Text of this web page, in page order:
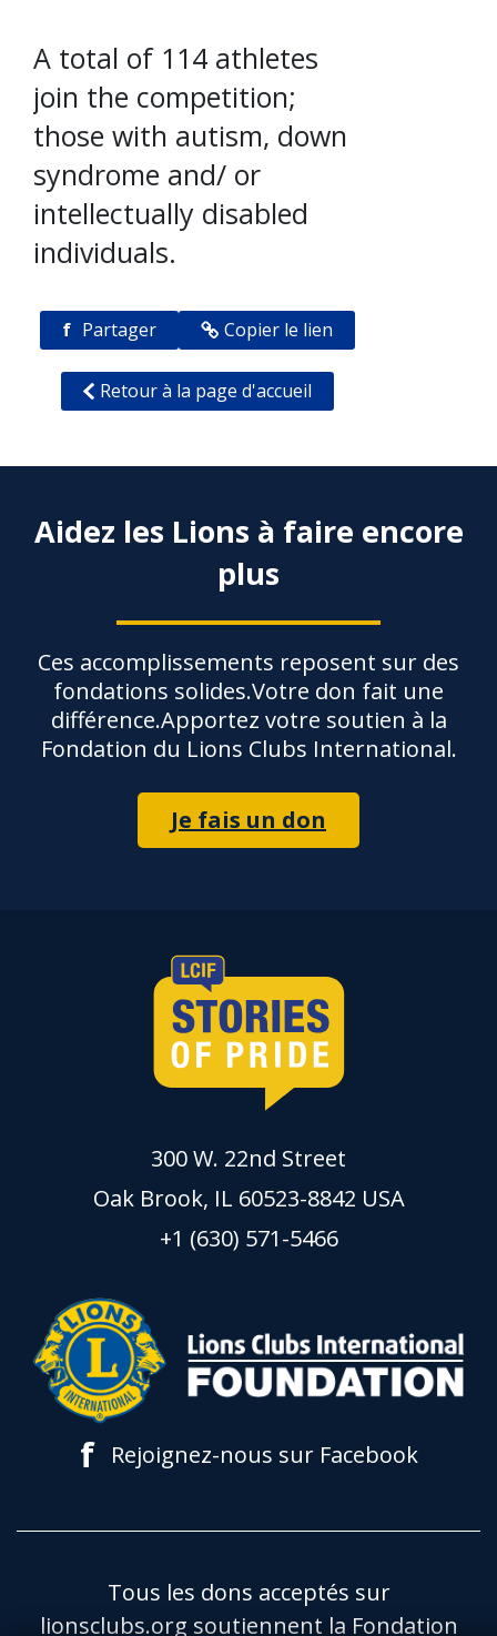
A total of 114 athletes
join the competition;
those with autism, down
syndrome and/ or
intellectually disabled
individuals.
f Partager Copier le lien
Retour à la page d'accueil
Aidez les Lions à faire encore
plus
Ces accomplissements reposent sur des
fondations solides.Votre don fait une
différence.Apportez votre soutien à la
Fondation du Lions Clubs International.
Je fais un don
300 W. 22nd Street
Oak Brook, IL 60523-8842 USA
+1 (630) 571-5466
f Rejoignez-nous sur Facebook
Tous les dons acceptés sur
lionsclubs.org soutiennent la Fondation